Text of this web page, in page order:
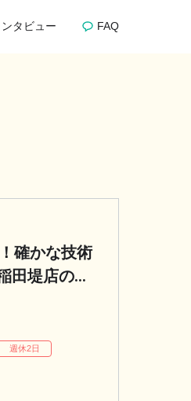
ンタビュー FAQ
確かな技術
田堤店のセ
週休2日